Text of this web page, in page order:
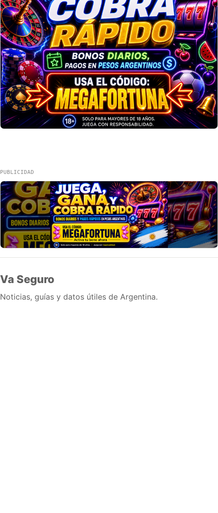
PUBLICIDAD
Va Seguro
Noticias, guías y datos útiles de Argentina.